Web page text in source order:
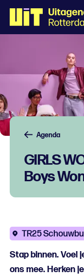
Agenda
GIRLS
Boys
TR25
Stap binnen. Voel
ons mee. Herken